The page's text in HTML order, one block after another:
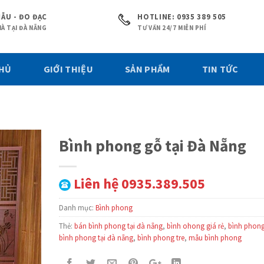
- ĐO ĐẠC
TẠI ĐÀ NẴNG
HOTLINE: 0935 389 505
TƯ VẤN 24/7 MIỄN PHÍ
GIỚI THIỆU SẢN PHẨM TIN TỨC
Bình phong gỗ tại Đà Nẵng
Liên hệ 0935.389.505
Danh mục:Bình phong
Thẻ:bán bình phong tại đà nẵng,bình ohong giá rẻ,bình
bình phong tại đà nẵng,bình phong tre,mẫu bình phong